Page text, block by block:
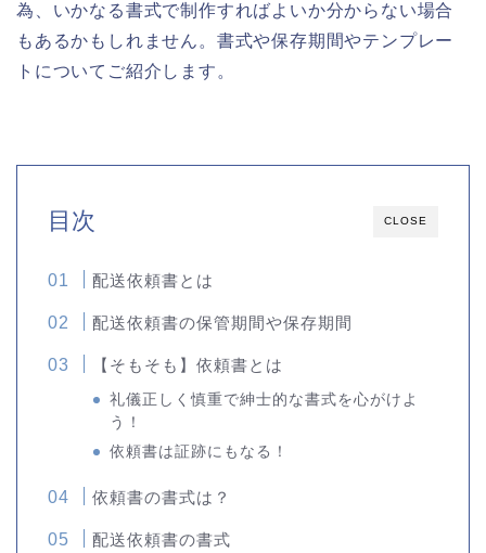
為、いかなる書式で制作すればよいか分からない場合
もあるかもしれません。書式や保存期間やテンプレー
トについてご紹介します。
CLOSE
目次
配送依頼書とは
配送依頼書の保管期間や保存期間
【そもそも】依頼書とは
礼儀正しく慎重で紳士的な書式を心がけよ
う！
依頼書は証跡にもなる！
依頼書の書式は？
配送依頼書の書式